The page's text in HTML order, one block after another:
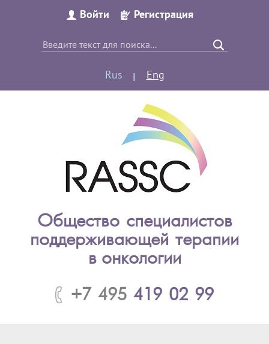
Войти Регистрация
Rus Eng
Общество специалистов
поддерживающей терапии
в онкологии
+7 495 419 02 99